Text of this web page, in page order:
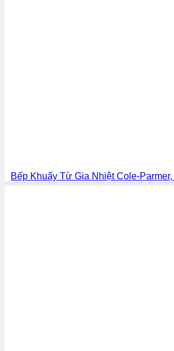
Bếp Khuấy Từ Gia Nhiệt Cole-